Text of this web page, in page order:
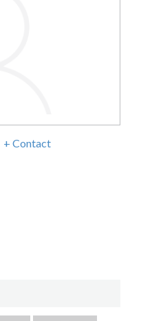
+ Contact